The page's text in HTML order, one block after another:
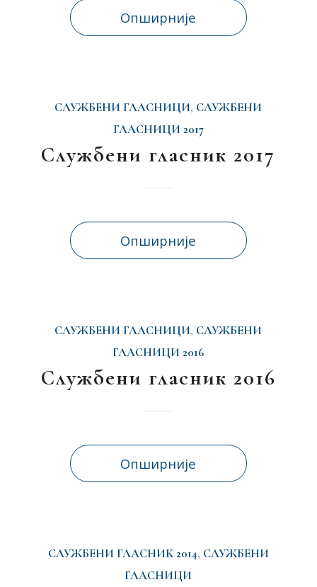
Опширније
СЛУЖБЕНИ ГЛАСНИЦИ, СЛУЖБЕНИ
ГЛАСНИЦИ 2017
Службени гласник 2017
Опширније
СЛУЖБЕНИ ГЛАСНИЦИ, СЛУЖБЕНИ
ГЛАСНИЦИ 2016
Службени гласник 2016
Опширније
СЛУЖБЕНИ ГЛАСНИК 2014, СЛУЖБЕНИ
ГЛАСНИЦИ